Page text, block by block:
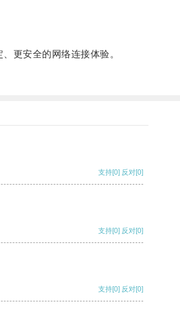
更安全的网络连接体验。
支持[0] 反对[0]
支持[0] 反对[0]
支持[0] 反对[0]